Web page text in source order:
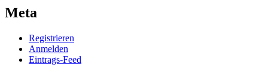
Meta
Registrieren
Anmelden
Eintrags-Feed